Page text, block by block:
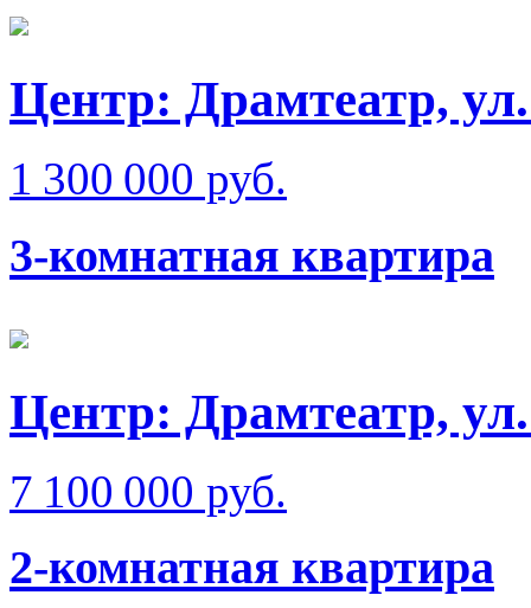
Центр: Драмтеатр,
1 300 000 руб.
3-комнатная квартира
Центр: Драмтеатр,
7 100 000 руб.
2-комнатная квартира